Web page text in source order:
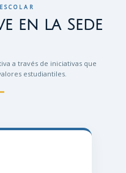
en la Sede
a través de iniciativas que
estudiantiles.